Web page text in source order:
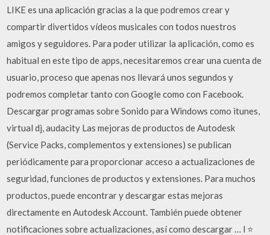
LIKE es una aplicación gracias a la que podremos crear y
compartir divertidos vídeos musicales con todos nuestros
amigos y seguidores. Para poder utilizar la aplicación, como es
habitual en este tipo de apps, necesitaremos crear una cuenta de
usuario, proceso que apenas nos llevará unos segundos y
podremos completar tanto con Google como con Facebook.
Descargar programas sobre Sonido para Windows como itunes,
virtual dj, audacity Las mejoras de productos de Autodesk
(Service Packs, complementos y extensiones) se publican
periódicamente para proporcionar acceso a actualizaciones de
seguridad, funciones de productos y extensiones. Para muchos
productos, puede encontrar y descargar estas mejoras
directamente en Autodesk Account. También puede obtener
notificaciones sobre actualizaciones, así como descargar … l ⭐